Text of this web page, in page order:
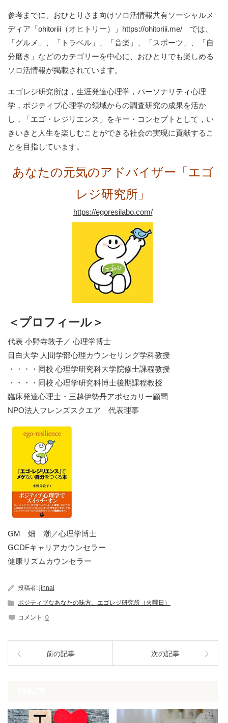
参考までに、おひとりさま向けソロ活情報共有ソーシャルメ
ディア「ohitoriii（オヒトリー）」https://ohitoriii.me/ では、
「グルメ」、「トラベル」、「音楽」、「スポーツ」、「自
分磨き」などのカテゴリーを中心に、おひとりでも楽しめる
ソロ活情報が掲載されています。
エゴレジ研究所は，生涯発達心理学，パーソナリティ心理
学，ポジティブ心理学の領域からの調査研究の成果を活か
し，「エゴ・レジリエンス」をキー・コンセプトとして，い
きいきと人生を楽しむことができる社会の実現に貢献するこ
とを目指しています。
あなたの元気のアドバイザー「エゴ
レジ研究所」
https://egoresilabo.com/
＜プロフィール＞
代表 小野寺敦子／ 心理学博士
目白大学 人間学部心理カウンセリング学科教授
・・・・同校 心理学研究科大学院修士課程教授
・・・・同校 心理学研究科博士後期課程教授
臨床発達心理士・三越伊勢丹アポセカリー顧問
NPO法人フレンズスクエア 代表理事
GM 畑 潮／心理学博士
GCDFキャリアカウンセラー
健康リズムカウンセラー
投稿者: jinnai
ポジティブなあなたの味方、エゴレジ研究所（火曜日）
コメント: 0
前の記事 次の記事